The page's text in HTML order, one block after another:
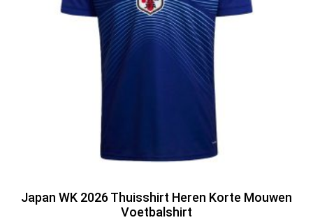
Japan WK 2026 Thuisshirt Heren Korte Mouwen
Voetbalshirt